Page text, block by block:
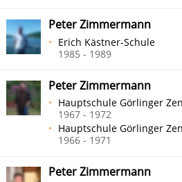
Peter Zimmermann
Erich Kästner-Schule
1985 - 1989
Peter Zimmermann
Hauptschule Görlinger
1967 - 1972
Hauptschule Görlinger
1966 - 1971
Peter Zimmermann